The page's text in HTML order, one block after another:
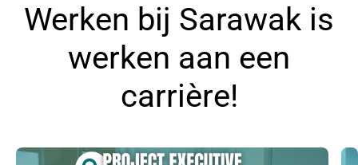
Werken bij Sarawak is
werken aan een
carrière!